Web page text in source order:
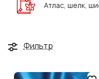
Атлас, шелк,
Фильтр